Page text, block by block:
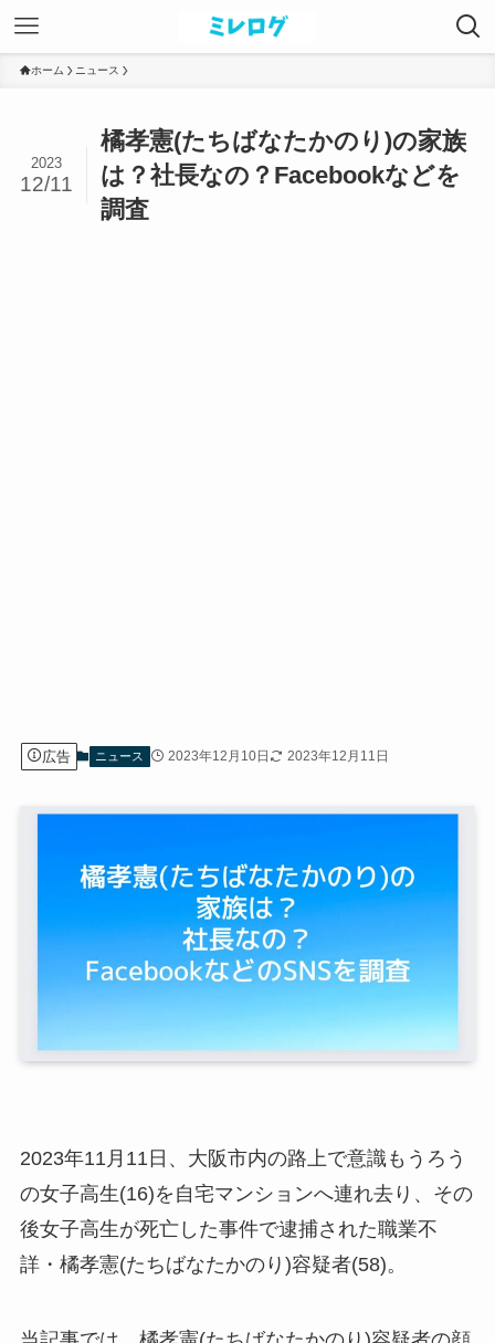
ホーム ニュース
橘孝憲(たちばなたかのり)の家族
は？社長なの？Facebookなどを
調査
2023
12/11
広告 ニュース 2023年12月10日 2023年12月11日
2023年11月11日、大阪市内の路上で意識もうろう
の女子高生(16)を自宅マンションへ連れ去り、その
後女子高生が死亡した事件で逮捕された職業不
詳・橘孝憲(たちばなたかのり)容疑者(58)。